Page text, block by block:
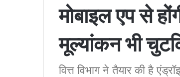
मोबाइल एप से
मूल्यांकन भी
वित्त विभाग ने तैयार की है